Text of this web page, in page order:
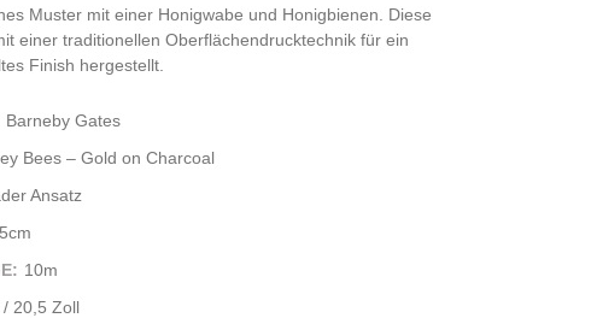
Muster mit einer Honigwabe und Honigbienen. Diese
einer traditionellen Oberflächendrucktechnik für ein
Finish hergestellt.
Barneby Gates
Bees – Gold on Charcoal
Ansatz
10m
/ 20,5 Zoll